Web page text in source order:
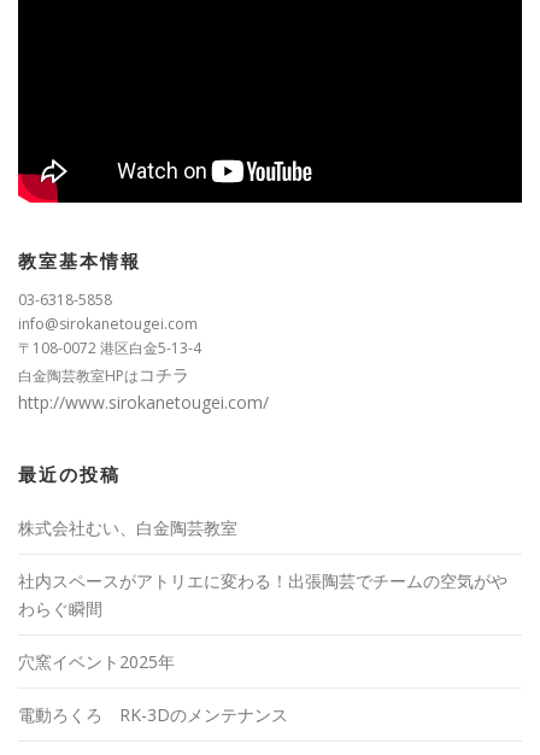
教室基本情報
03-6318-5858
info@sirokanetougei.com
〒108-0072 港区白金5-13-4
白金陶芸教室HPはコチラ
http://www.sirokanetougei.com/
最近の投稿
株式会社むい、白金陶芸教室
社内スペースがアトリエに変わる！出張陶芸でチームの空気がや
わらぐ瞬間
穴窯イベント2025年
電動ろくろ RK-3Dのメンテナンス